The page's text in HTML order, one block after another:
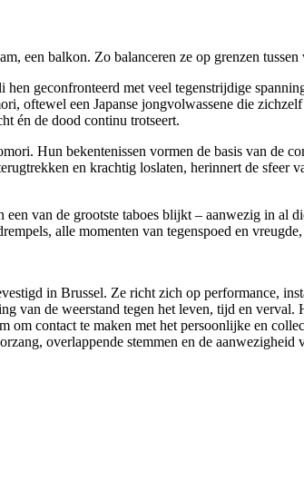
een balkon. Zo balanceren ze op grenzen
geconfronteerd met veel tegenstrijdige
oftewel een Japanse jongvolwassene die
én de dood continu trotseert.
Hun bekentenissen vormen de basis van de
en krachtig loslaten, herinnert de sfeer
van de grootste taboes blijkt – aanwezig in al
alle momenten van tegenspoed en
in Brussel. Ze richt zich op performance,
van de weerstand tegen het leven, tijd en
contact te maken met het persoonlijke en
overlappende stemmen en de aanwezigheid